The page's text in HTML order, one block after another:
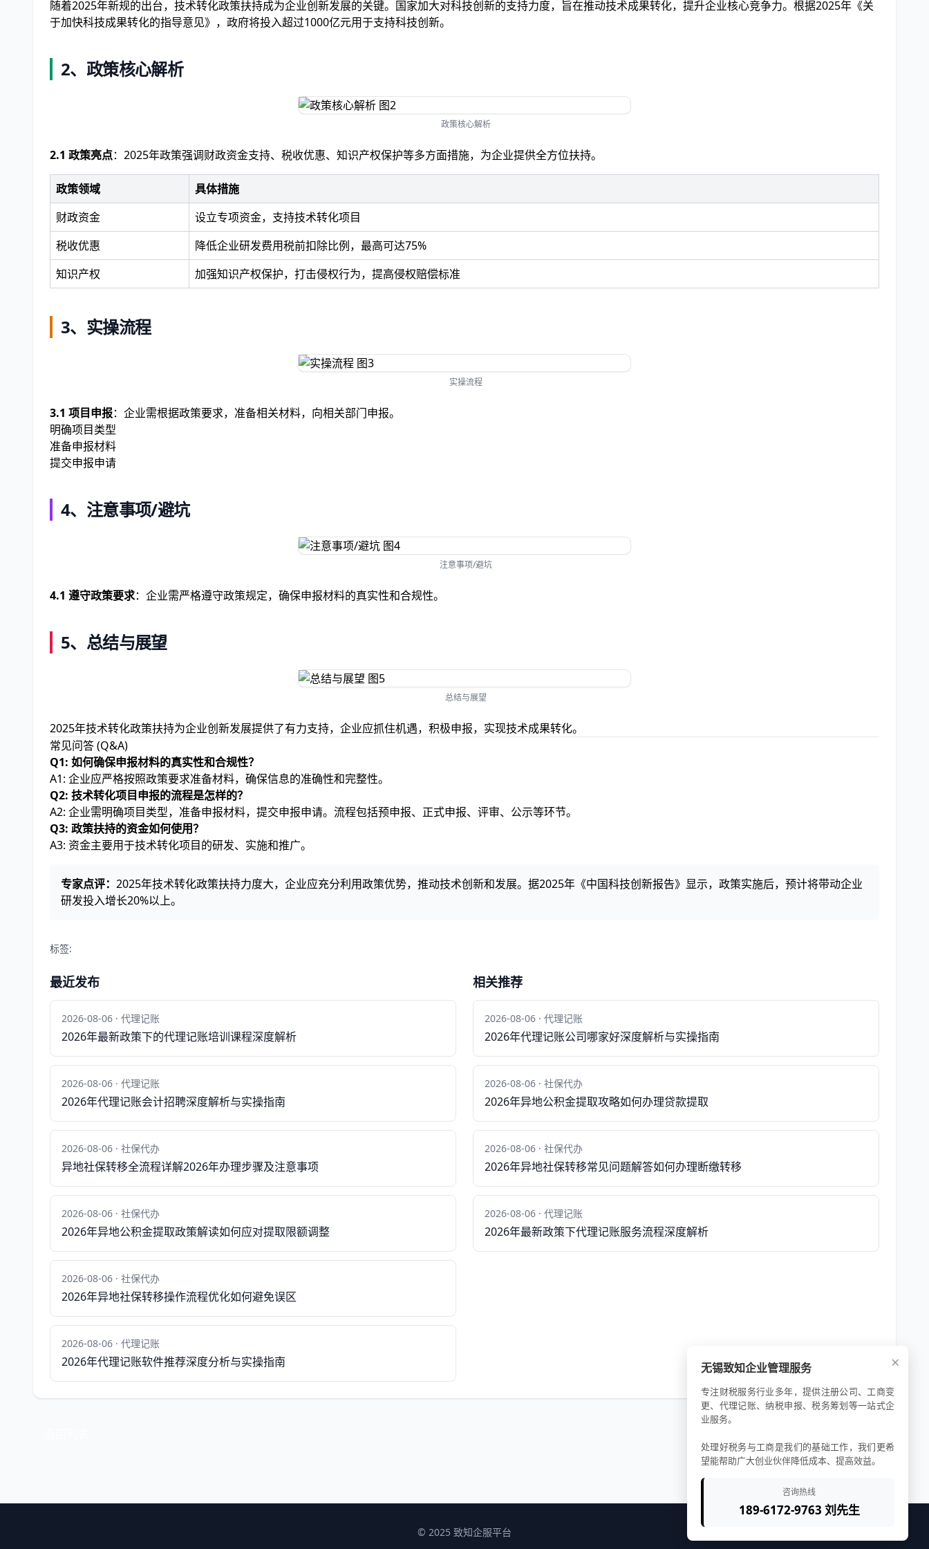
随着2025年新规的出台，技术转化政策扶持成为企业创新发展的关键。国家加大对科技创新的支持力度，旨在推动技术成果转化，提升企业核心竞争力。根据2025年《关
于加快科技成果转化的指导意见》，政府将投入超过1000亿元用于支持科技创新。
2、政策核心解析
政策核心解析
2.1 政策亮点：2025年政策强调财政资金支持、税收优惠、知识产权保护等多方面措施，为企业提供全方位扶持。
政策领域
具体措施
财政资金
设立专项资金，支持技术转化项目
税收优惠
降低企业研发费用税前扣除比例，最高可达75%
知识产权
加强知识产权保护，打击侵权行为，提高侵权赔偿标准
3、实操流程
实操流程
3.1 项目申报：企业需根据政策要求，准备相关材料，向相关部门申报。
明确项目类型
准备申报材料
提交申报申请
4、注意事项/避坑
注意事项/避坑
4.1 遵守政策要求：企业需严格遵守政策规定，确保申报材料的真实性和合规性。
5、总结与展望
总结与展望
2025年技术转化政策扶持为企业创新发展提供了有力支持，企业应抓住机遇，积极申报，实现技术成果转化。
常见问答 (Q&A)
Q1: 如何确保申报材料的真实性和合规性？
A1: 企业应严格按照政策要求准备材料，确保信息的准确性和完整性。
Q2: 技术转化项目申报的流程是怎样的？
A2: 企业需明确项目类型，准备申报材料，提交申报申请。流程包括预申报、正式申报、评审、公示等环节。
Q3: 政策扶持的资金如何使用？
A3: 资金主要用于技术转化项目的研发、实施和推广。
专家点评： 2025年技术转化政策扶持力度大，企业应充分利用政策优势，推动技术创新和发展。据2025年《中国科技创新报告》显示，政策实施后，预计将带动企业
研发投入增长20%以上。
标签:
最近发布
2026-08-06 · 代理记账
2026年最新政策下的代理记账培训课程深度解析
2026-08-06 · 代理记账
2026年代理记账会计招聘深度解析与实操指南
2026-08-06 · 社保代办
异地社保转移全流程详解2026年办理步骤及注意事项
2026-08-06 · 社保代办
2026年异地公积金提取政策解读如何应对提取限额调整
2026-08-06 · 社保代办
2026年异地社保转移操作流程优化如何避免误区
2026-08-06 · 代理记账
2026年代理记账软件推荐深度分析与实操指南
相关推荐
2026-08-06 · 代理记账
2026年代理记账公司哪家好深度解析与实操指南
2026-08-06 · 社保代办
2026年异地公积金提取攻略如何办理贷款提取
2026-08-06 · 社保代办
2026年异地社保转移常见问题解答如何办理断缴转移
2026-08-06 · 代理记账
2026年最新政策下代理记账服务流程深度解析
© 2025 致知企服平台
×
无锡致知企业管理服务
专注财税服务行业多年，提供注册公司、工商变
更、代理记账、纳税申报、税务筹划等一站式企
业服务。
处理好税务与工商是我们的基础工作，我们更希
望能帮助广大创业伙伴降低成本、提高效益。
咨询热线
189-6172-9763 刘先生